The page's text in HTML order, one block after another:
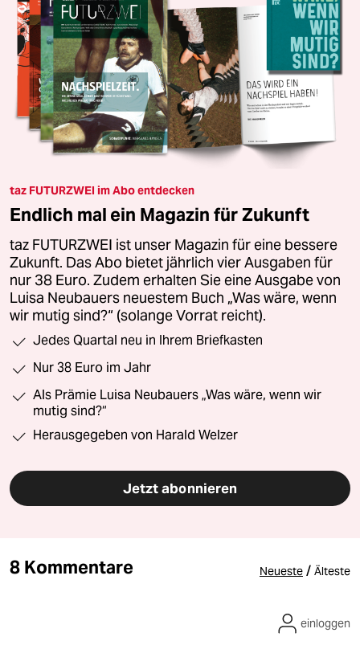
taz FUTURZWEI im Abo entdecken
Endlich mal ein Magazin für Zukunft
taz FUTURZWEI ist unser Magazin für eine bessere
Zukunft. Das Abo bietet jährlich vier Ausgaben für
nur 38 Euro. Zudem erhalten Sie eine Ausgabe von
Luisa Neubauers neuestem Buch „Was wäre, wenn
wir mutig sind?“ (solange Vorrat reicht).
Jedes Quartal neu in Ihrem Briefkasten
Nur 38 Euro im Jahr
Als Prämie Luisa Neubauers „Was wäre, wenn wir
mutig sind?“
Herausgegeben von Harald Welzer
Jetzt abonnieren
8 Kommentare Neueste / Älteste
einloggen